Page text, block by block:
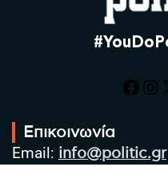
Επικοινωνία
Email: info@politic.gr